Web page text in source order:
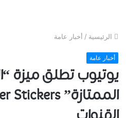
الرئيسية / أخبار عامة
أخبار عامة
ﻳﻮﺗﻴﻮﺏ ﺗﻄﻠﻖ ميزة